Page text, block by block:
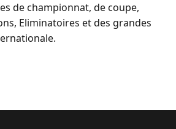
de championnat, de coupe,
Eliminatoires et des grandes